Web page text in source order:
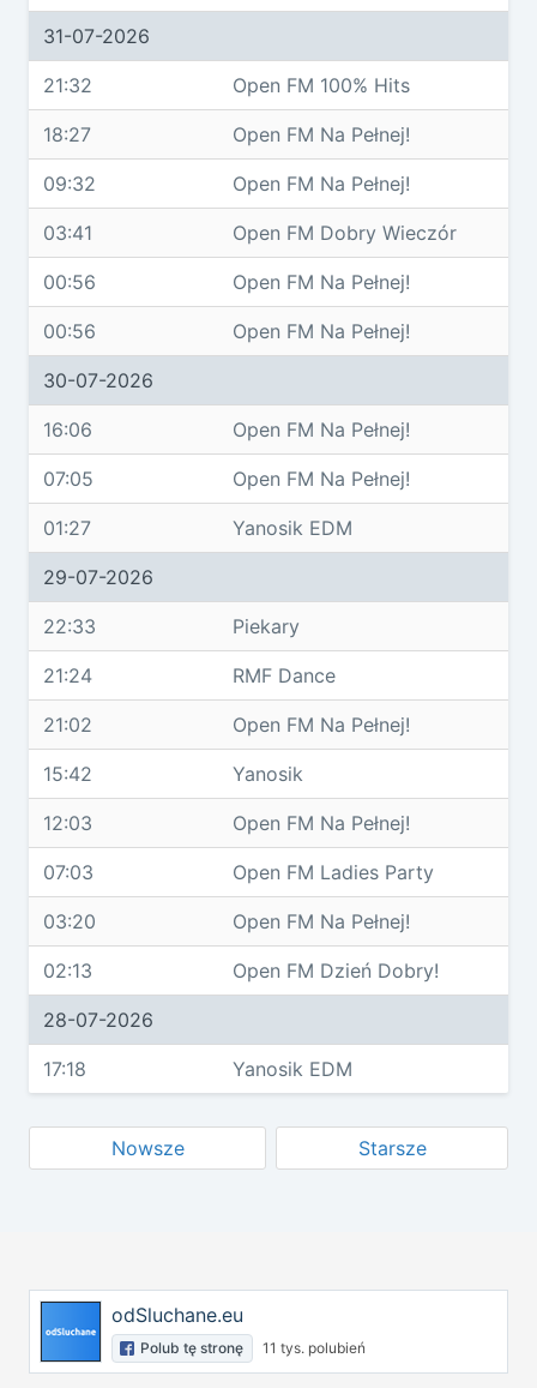
31-07-2026
21:32 Open FM 100% Hits
18:27 Open FM Na Pełnej!
09:32 Open FM Na Pełnej!
03:41 Open FM Dobry Wieczór
00:56 Open FM Na Pełnej!
00:56 Open FM Na Pełnej!
30-07-2026
16:06 Open FM Na Pełnej!
07:05 Open FM Na Pełnej!
01:27 Yanosik EDM
29-07-2026
22:33 Piekary
21:24 RMF Dance
21:02 Open FM Na Pełnej!
15:42 Yanosik
12:03 Open FM Na Pełnej!
07:03 Open FM Ladies Party
03:20 Open FM Na Pełnej!
02:13 Open FM Dzień Dobry!
28-07-2026
17:18 Yanosik EDM
Nowsze Starsze
odSluchane.eu
Polub tę stronę 11 tys. polubień